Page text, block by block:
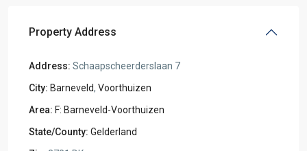
Property Address
Address: Schaapscheerderslaan 7
City: Barneveld, Voorthuizen
Area: F: Barneveld-Voorthuizen
State/County: Gelderland